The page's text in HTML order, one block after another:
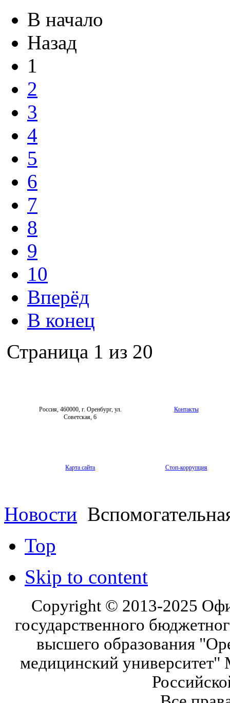
В начало
Назад
1
2
3
4
5
6
7
8
9
10
Вперёд
В конец
Страница 1 из 20
Россия, 460000, г. Оренбург, ул.
Советская, 6
Контакты
Карта сайта Стоп-коррупция
Новости
Top
Skip to content
Copyright © 2013-2025
государственного
высшего образования
медицинский университет"